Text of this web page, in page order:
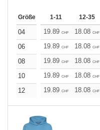
Größe 1-11 12-35
04 19.89 CHF 18.08 CHF
06
19.89 CHF 18.08 CHF
08
19.89 CHF 18.08 CHF
10
19.89 CHF 18.08 CHF
12
19.89 CHF 18.08 CHF